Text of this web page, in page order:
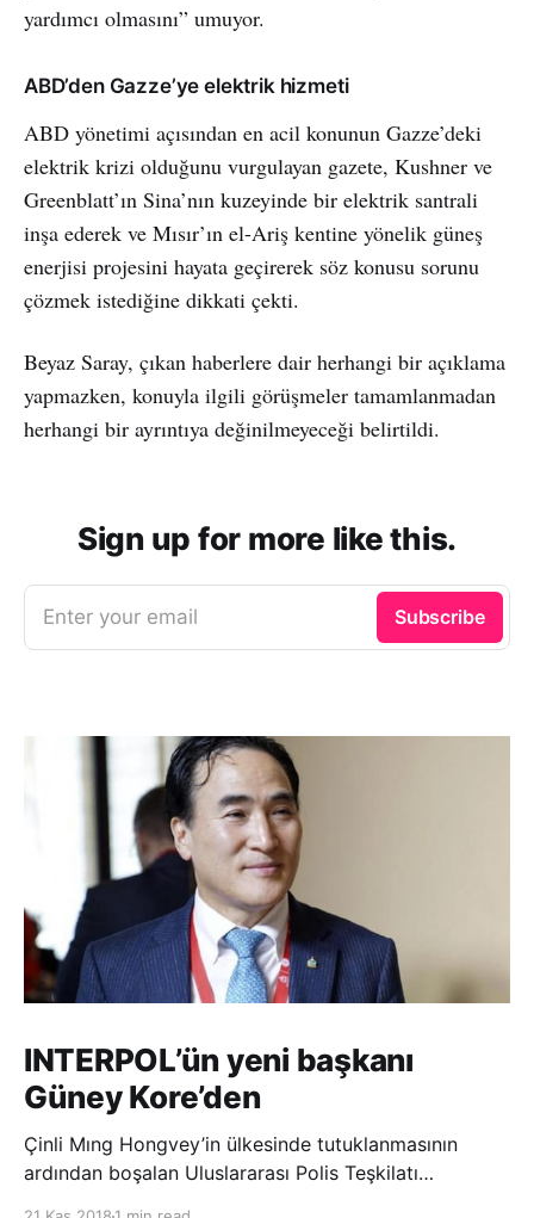
yardımcı olmasını” umuyor.
ABD’den Gazze’ye elektrik hizmeti
ABD yönetimi açısından en acil konunun Gazze’deki
elektrik krizi olduğunu vurgulayan gazete, Kushner ve
Greenblatt’ın Sina’nın kuzeyinde bir elektrik santrali
inşa ederek ve Mısır’ın el-Ariş kentine yönelik güneş
enerjisi projesini hayata geçirerek söz konusu sorunu
çözmek istediğine dikkati çekti.
Beyaz Saray, çıkan haberlere dair herhangi bir açıklama
yapmazken, konuyla ilgili görüşmeler tamamlanmadan
herhangi bir ayrıntıya değinilmeyeceği belirtildi.
Sign up for more like this.
Enter your email Subscribe
INTERPOL’ün yeni başkanı
Güney Kore’den
Çinli Mıng Hongvey’in ülkesinde tutuklanmasının
ardından boşalan Uluslararası Polis Teşkilatı